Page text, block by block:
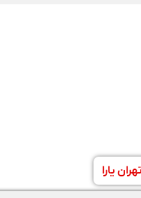
یارا